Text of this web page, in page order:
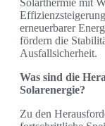
erneuerbarer
fördern die
Ausfallsicherheit.
Was sind die
Solarenergie?
Zu den